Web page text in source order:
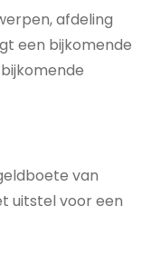
afdeling
een bijkomende
van
uitstel voor een